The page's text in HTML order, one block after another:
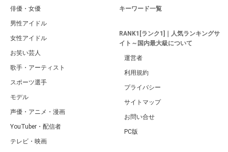
俳優・女優
男性アイドル
女性アイドル
お笑い芸人
歌手・アーティスト
スポーツ選手
モデル
声優・アニメ・漫画
YouTuber・配信者
テレビ・映画
キーワード一覧
RANK1[ランク1]｜人気ランキングサ
イト～国内最大級について
運営者
利用規約
プライバシー
サイトマップ
お問い合せ
PC版